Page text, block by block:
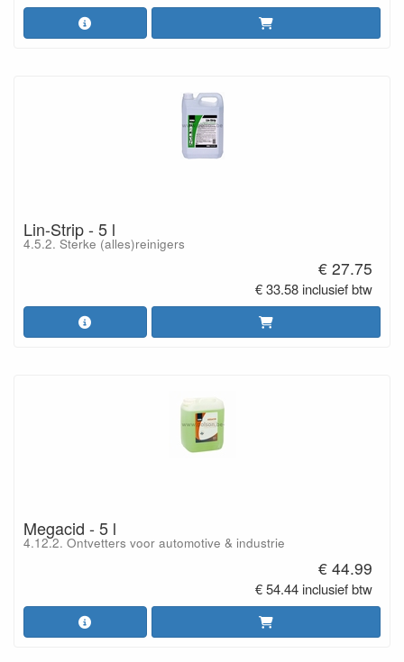
Lin-Strip - 5 l
4.5.2. Sterke (alles)reinigers
€ 27.75
€ 33.58 inclusief btw
Megacid - 5 l
4.12.2. Ontvetters voor automotive & industrie
€ 44.99
€ 54.44 inclusief btw